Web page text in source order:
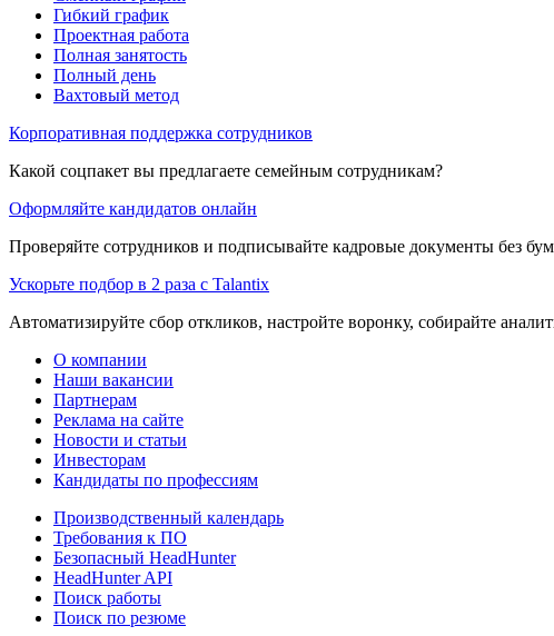
Гибкий график
Проектная работа
Полная занятость
Полный день
Вахтовый метод
Корпоративная поддержка сотрудников
Какой соцпакет вы предлагаете семейным сотрудникам?
Оформляйте кандидатов онлайн
Проверяйте сотрудников и подписывайте кадровые документы без
Ускорьте подбор в 2 раза с Talantix
Автоматизируйте сбор откликов, настройте воронку, собирайте
О компании
Наши вакансии
Партнерам
Реклама на сайте
Новости и статьи
Инвесторам
Кандидаты по профессиям
Производственный календарь
Требования к ПО
Безопасный HeadHunter
HeadHunter API
Поиск работы
Поиск по резюме